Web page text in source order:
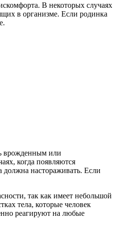
В некоторых случаях
в организме. Если родинка
врожденным или
когда появляются
должна настораживать. Если
так как имеет небольшой
тела, которые человек
реагируют на любые